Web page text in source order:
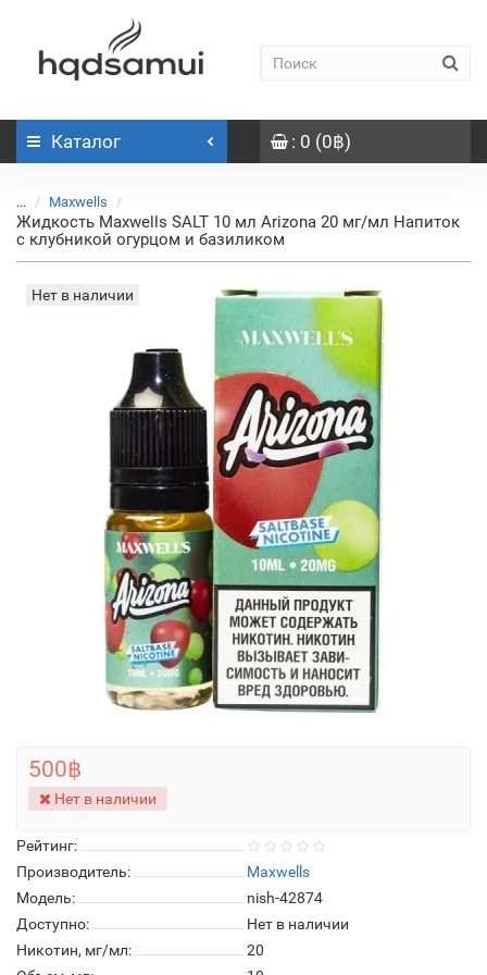
Каталог : 0 (0฿)
... Maxwells
Жидкость Maxwells SALT 10 мл Arizona 20 мг/мл Напиток
с клубникой огурцом и базиликом
Нет в наличии
Рейтинг:
Производитель:
Maxwells
Модель:
nish-42874
Доступно:
Нет в наличии
Никотин, мг/мл:
20
500฿
Нет в наличии